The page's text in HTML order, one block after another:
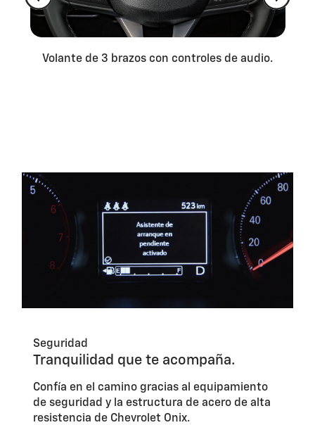
Volante de 3 brazos con controles de audio.
Seguridad
Tranquilidad que te acompaña.
Confía en el camino gracias al equipamiento
de seguridad y la estructura de acero de alta
resistencia de Chevrolet Onix.